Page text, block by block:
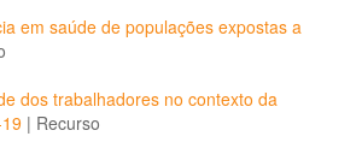
em saúde de populações expostas a
dos trabalhadores no contexto da
| Recurso